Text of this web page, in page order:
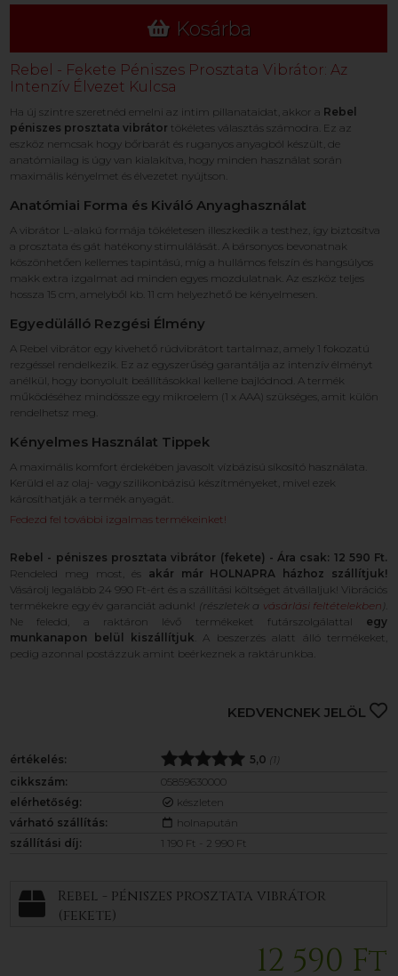
Kosárba
Rebel - Fekete Péniszes Prosztata Vibrátor: Az
Intenzív Élvezet Kulcsa
Ha új szintre szeretnéd emelni az intim pillanataidat, akkor a Rebel
péniszes prosztata vibrátor tökéletes választás számodra. Ez az
eszköz nemcsak hogy bőrbarát és ruganyos anyagból készült, de
anatómiailag is úgy van kialakítva, hogy minden használat során
maximális kényelmet és élvezetet nyújtson.
Anatómiai Forma és Kiváló Anyaghasználat
A vibrátor L-alakú formája tökéletesen illeszkedik a testhez, így biztosítva
a prosztata és gát hatékony stimulálását. A bársonyos bevonatnak
köszönhetően kellemes tapintású, míg a hullámos felszín és hangsúlyos
makk extra izgalmat ad minden egyes mozdulatnak. Az eszköz teljes
hossza 15 cm, amelyből kb. 11 cm helyezhető be kényelmesen.
Egyedülálló Rezgési Élmény
A Rebel vibrátor egy kivehető rúdvibrátort tartalmaz, amely 1 fokozatú
rezgéssel rendelkezik. Ez az egyszerűség garantálja az intenzív élményt
anélkül, hogy bonyolult beállításokkal kellene bajlódnod. A termék
működéséhez mindössze egy mikroelem (1 x AAA) szükséges, amit külön
rendelhetsz meg.
Kényelmes Használat Tippek
A maximális komfort érdekében javasolt vízbázisú síkosító használata.
Kerüld el az olaj- vagy szilikonbázisú készítményeket, mivel ezek
károsíthatják a termék anyagát.
Fedezd fel további izgalmas termékeinket!
Rebel - péniszes prosztata vibrátor (fekete) - Ára csak: 12 590 Ft.
Rendeled meg most, és akár már HOLNAPRA házhoz szállítjuk!
Vásárolj legalább 24 990 Ft-ért és a szállítási költséget átvállaljuk! Vibrációs
termékekre egy év garanciát adunk! (részletek a vásárlási feltételekben )
Ne feledd, a raktáron lévő termékeket futárszolgálattal egy
munkanapon belül kiszállítjuk . A beszerzés alatt álló termékeket,
pedig azonnal postázzuk amint beérkeznek a raktárunkba.
KEDVENCNEK JELÖL
értékelés: 5,0 (1)
cikkszám:
05859630000
elérhetőség:
készleten
várható szállítás:
holnapután
szállítási díj:
1 190 Ft - 2 990 Ft
Rebel - péniszes prosztata vibrátor
(fekete)
12 590 Ft